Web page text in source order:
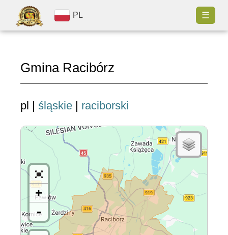
PL ☰
Gmina Racibórz
pl | śląskie | raciborski
+
-